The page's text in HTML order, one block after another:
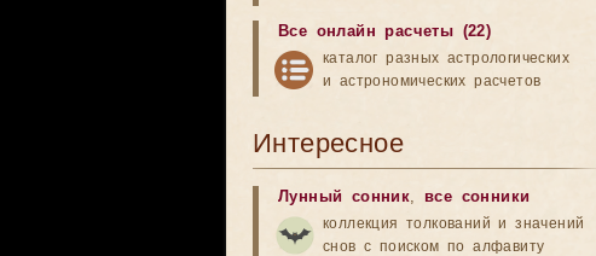
Все онлайн расчеты (22)
каталог разных астрологических
и астрономических расчетов
Интересное
Лунный сонник, все сонники
коллекция толкований и значений
снов с поиском по алфавиту